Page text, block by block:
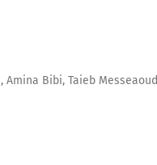
Bibi, Taieb Messeaoud